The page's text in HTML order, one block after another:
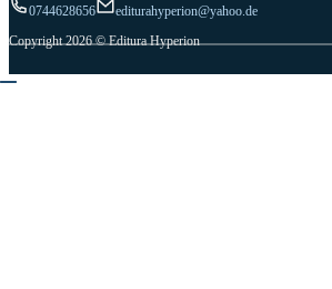
0744628656
editurahyperion@yahoo.de
Copyright 2026 © Editura Hyperion